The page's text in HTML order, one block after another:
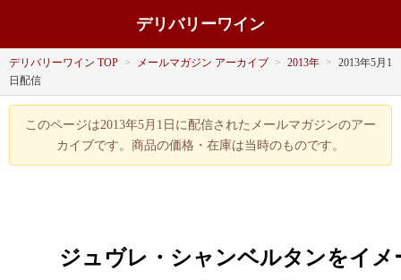
デリバリーワイン
デリバリーワイン TOP > メールマガジン アーカイブ > 2013年 > 2013年5月1
日配信
このページは2013年5月1日に配信されたメールマガジンのアー
カイブです。商品の価格・在庫は当時のものです。
ジュヴレ・シャンベルタンをイメ